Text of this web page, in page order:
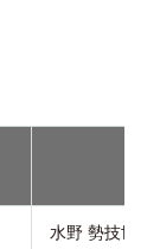
水野 勢技世